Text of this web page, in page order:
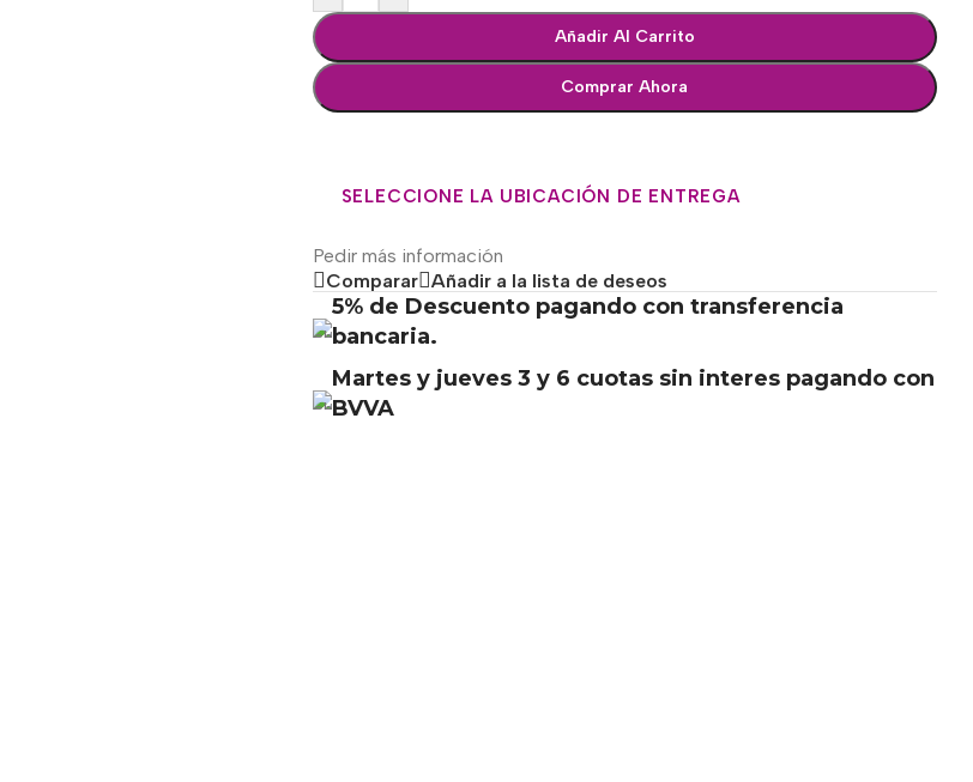
Añadir Al Carrito
Comprar Ahora
SELECCIONE LA UBICACIÓN DE ENTREGA
Pedir más información
Comparar Añadir a la lista de deseos
5% de Descuento pagando con transferencia
bancaria.
Martes y jueves 3 y 6 cuotas sin interes pagando con
BVVA